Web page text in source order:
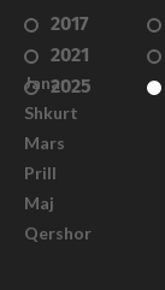
2017
2021
2025
Janar
Shkurt
Mars
Prill
Maj
Qershor